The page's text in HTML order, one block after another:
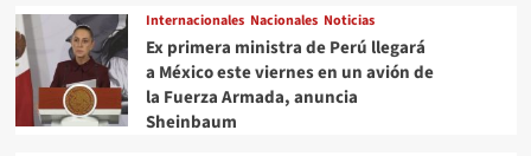
Utopía
en
la
Gustavo
A.
Madero
Internacionales Nacionales Noticias
Ex primera ministra de Perú llegará
a México este viernes en un avión de
la Fuerza Armada, anuncia
Sheinbaum